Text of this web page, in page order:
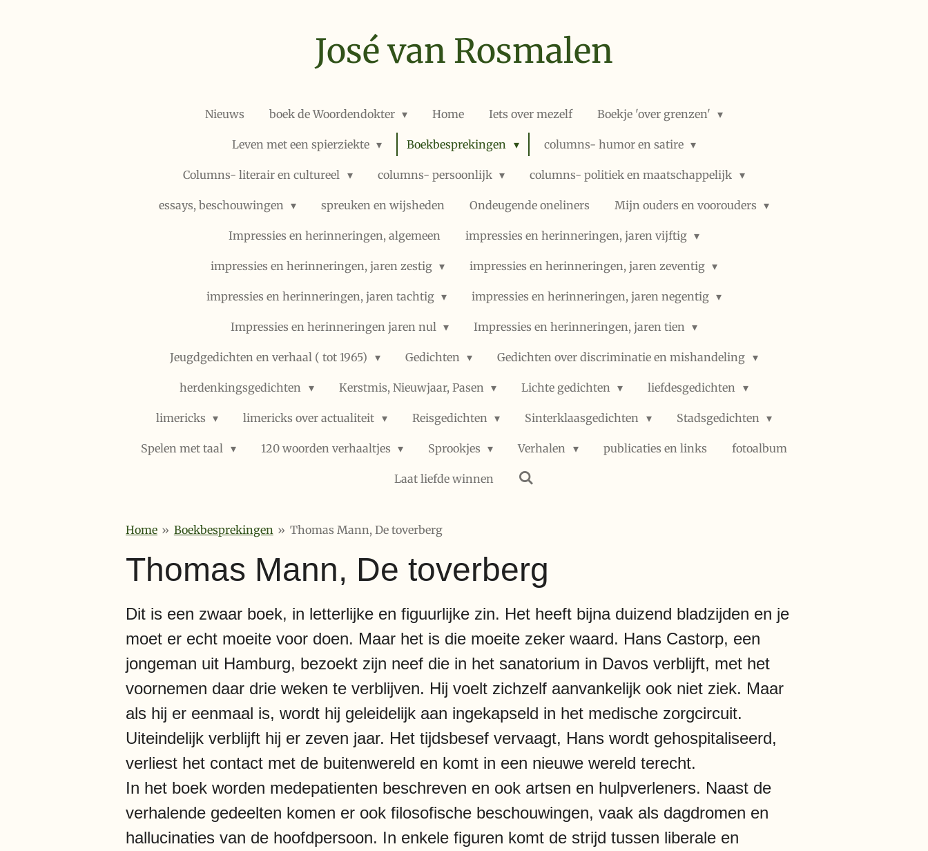
José van Rosmalen
Nieuws boek de Woordendokter Home Iets over mezelf Boekje 'over grenzen'
Leven met een spierziekte Boekbesprekingen columns- humor en satire
Columns- literair en cultureel columns- persoonlijk columns- politiek en maatschappelijk
essays, beschouwingen spreuken en wijsheden Ondeugende oneliners Mijn ouders en voorouders
Impressies en herinneringen, algemeen impressies en herinneringen, jaren vijftig
impressies en herinneringen, jaren zestig impressies en herinneringen, jaren zeventig
impressies en herinneringen, jaren tachtig impressies en herinneringen, jaren negentig
Impressies en herinneringen jaren nul Impressies en herinneringen, jaren tien
Jeugdgedichten en verhaal ( tot 1965) Gedichten Gedichten over discriminatie en mishandeling
herdenkingsgedichten Kerstmis, Nieuwjaar, Pasen Lichte gedichten liefdesgedichten
limericks limericks over actualiteit Reisgedichten Sinterklaasgedichten Stadsgedichten
Spelen met taal 120 woorden verhaaltjes Sprookjes Verhalen publicaties en links fotoalbum
Laat liefde winnen
Home » Boekbesprekingen » Thomas Mann, De toverberg
Thomas Mann, De toverberg
Dit is een zwaar boek, in letterlijke en figuurlijke zin. Het heeft bijna duizend bladzijden en je
moet er echt moeite voor doen. Maar het is die moeite zeker waard. Hans Castorp, een
jongeman uit Hamburg, bezoekt zijn neef die in het sanatorium in Davos verblijft, met het
voornemen daar drie weken te verblijven. Hij voelt zichzelf aanvankelijk ook niet ziek. Maar
als hij er eenmaal is, wordt hij geleidelijk aan ingekapseld in het medische zorgcircuit.
Uiteindelijk verblijft hij er zeven jaar. Het tijdsbesef vervaagt, Hans wordt gehospitaliseerd,
verliest het contact met de buitenwereld en komt in een nieuwe wereld terecht.
In het boek worden medepatienten beschreven en ook artsen en hulpverleners. Naast de
verhalende gedeelten komen er ook filosofische beschouwingen, vaak als dagdromen en
hallucinaties van de hoofdpersoon. In enkele figuren komt de strijd tussen liberale en